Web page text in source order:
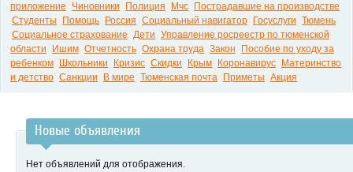
приложение
Чиновники Полиция Мчс
Пострадавшие на производстве
Студенты
Помощь Россия Социальный навигатор Госуслуги Тюмень
Социальное страхование Дети Управление росреестр по тюменской
области
Ишим Отчетность Охрана труда Закон
Пособие по уходу за
ребенком
Школьники Кризис Скидки Крым Коронавирус
Материнство
и детство Санкции В мире Тюменская почта Приметы Акция
Новые объявления
Нет объявлений для отображения.